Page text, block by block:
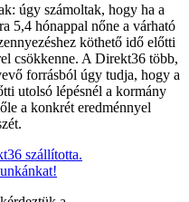
úgy számoltak, hogy ha a
5,4 hónappal nőne a várható
köthető idő előtti
csökkenne. A Direkt36 több,
forrásból úgy tudja, hogy a
utolsó lépésnél a kormány
a konkrét eredménnyel
szállította.